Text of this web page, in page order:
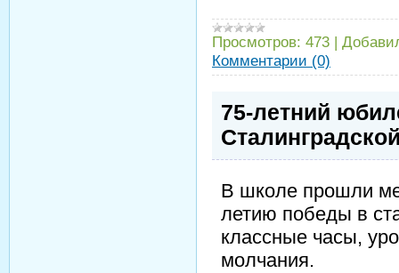
Просмотров: 473 |
Комментарии (0)
75-летний
В школе прошли
летию победы в
классные часы,
молчания.